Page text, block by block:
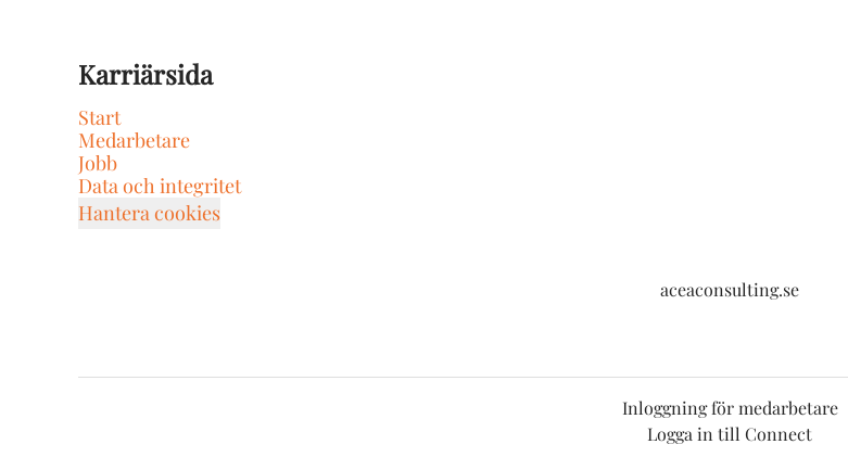
Karriärsida
Start
Medarbetare
Jobb
Data och integritet
Hantera cookies
aceaconsulting.se
Inloggning för medarbetare
Logga in till Connect